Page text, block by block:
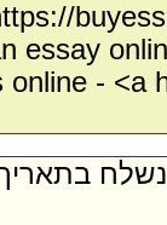
essay
online - <a